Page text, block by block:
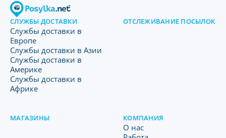
СЛУЖБЫ ДОСТАВКИ
Службы доставки в
Европе
Службы доставки в Азии
Службы доставки в
Америке
Службы доставки в
Африке
ОТСЛЕЖИВАНИЕ ПОСЫЛОК
МАГАЗИНЫ КОМПАНИЯ
O нас